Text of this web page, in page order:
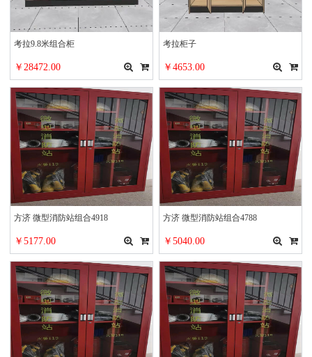
考拉9.8米组合柜
￥28472.00
考拉柜子
￥4653.00
方济 微型消防站组合4918
￥5177.00
方济 微型消防站组合4788
￥5040.00